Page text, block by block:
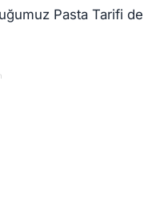
Pasta Tarifi de